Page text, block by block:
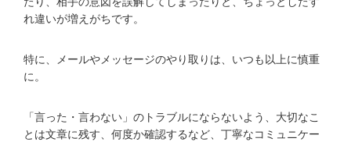
れ違いが増えがちです。
特に、メールやメッセージのやり取りは、いつも以上に慎重
に。
「言った・言わない」のトラブルにならないよう、大切なこ
とは文章に残す、何度か確認するなど、丁寧なコミュニケー